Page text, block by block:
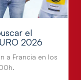
el
2026
a Francia en los